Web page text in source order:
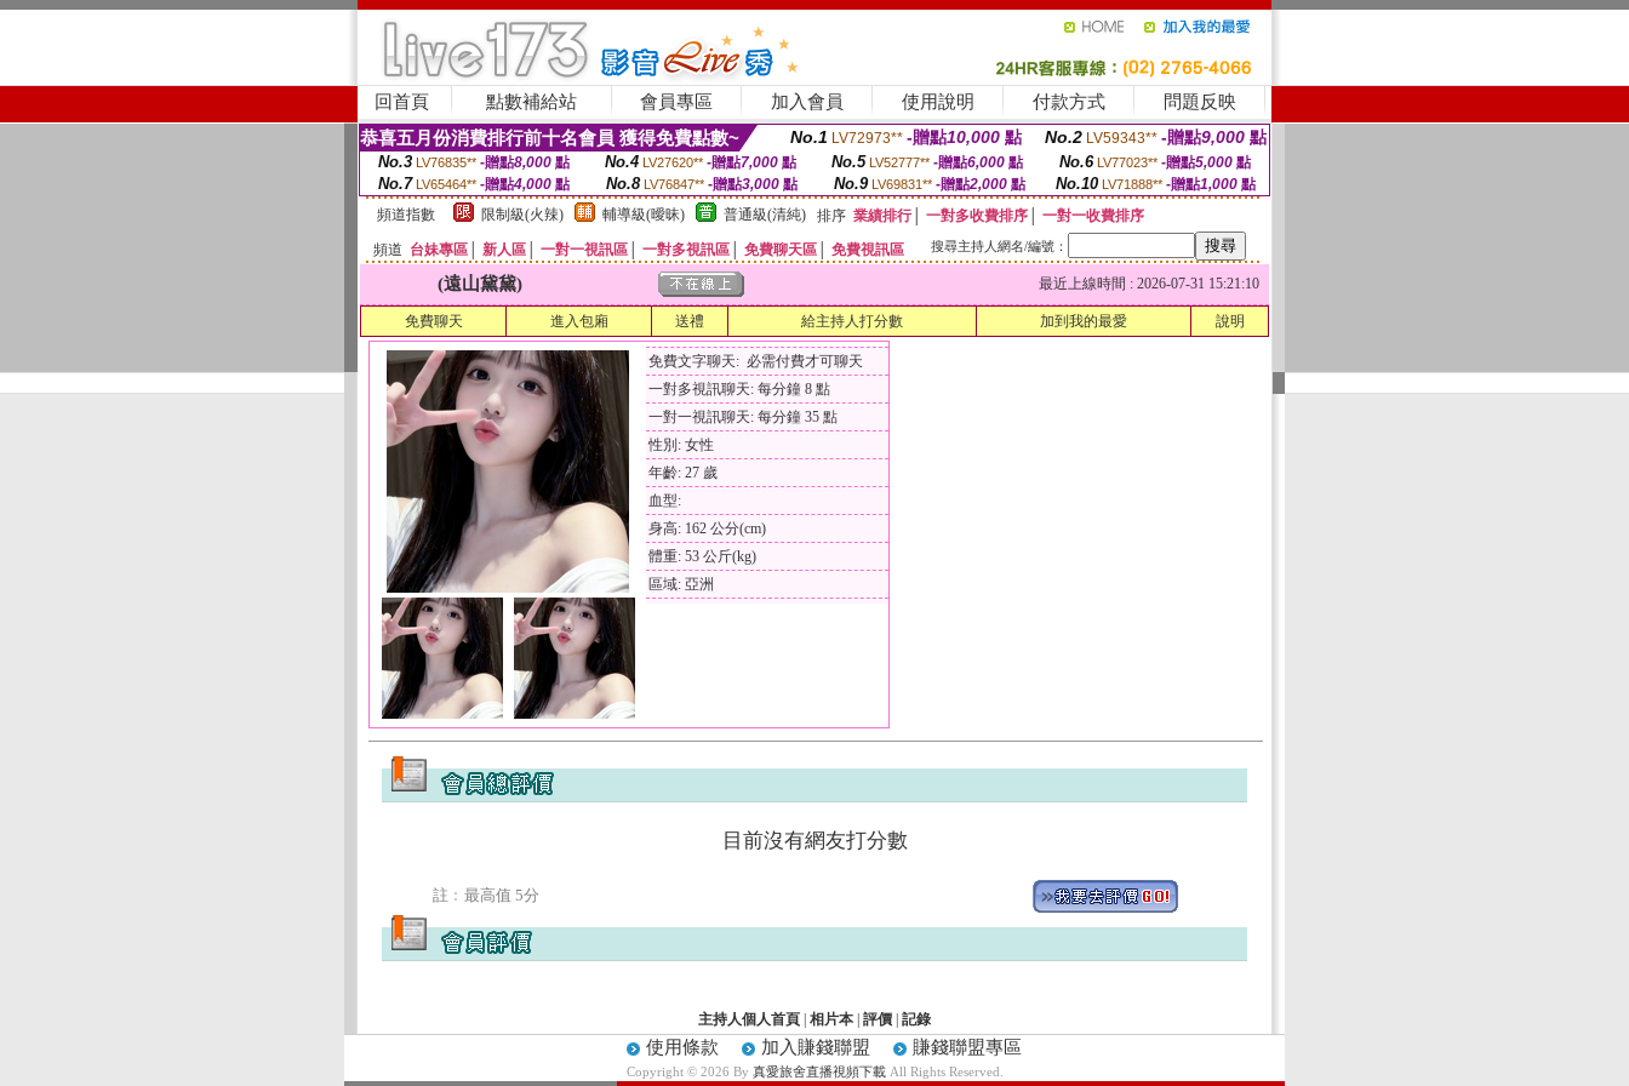
回首頁 點數補給站 會員專區 加入會員 使用說明 付款方式 問題反映
恭喜五月份消費排行前十名會員 獲得免費點數~ No.1 LV72973** -贈點10,000 點 No.2 LV59343** -贈點9,000 點
No.3 LV76835** -贈點8,000點 No.4 LV27620** -贈點7,000點 No.5 LV52777** -贈點6,000點 No.6 LV77023** -贈點5,000點
No.7 LV65464** -贈點4,000 點 No.8 LV76847** -贈點3,000 點 No.9 LV69831** -贈點2,000點 No.10 LV71888** -贈點1,000 點
頻道指數
限制級(火辣) 輔導級(曖昧) 普通級(清純) 排序 業績排行│ 一對多收費排序
一對一收費排序
頻道 台妹專區 新人區 一對一視訊區 一對多視訊區 免費聊天區 免費視訊區 搜尋主持人網名/編號：
(遠山黛黛) 最近上線時間 : 2026-07-31 15:21:10
免費聊天 進入包廂 送禮 給主持人打分數 加到我的最愛 說明
免費文字聊天: 必需付費才可聊天
一對多視訊聊天: 每分鐘 8 點
一對一視訊聊天: 每分鐘 35 點
性別: 女性
年齡: 27 歲
血型:
身高: 162 公分(cm)
體重: 53 公斤(kg)
區域: 亞洲
目前沒有網友打分數
註﹕最高值 5分
主持人個人首頁 相片本 評價 記錄
使用條款 加入賺錢聯盟 賺錢聯盟專區
Copyright © 2026 By 真愛旅舍直播視頻下載All Rights Reserved.